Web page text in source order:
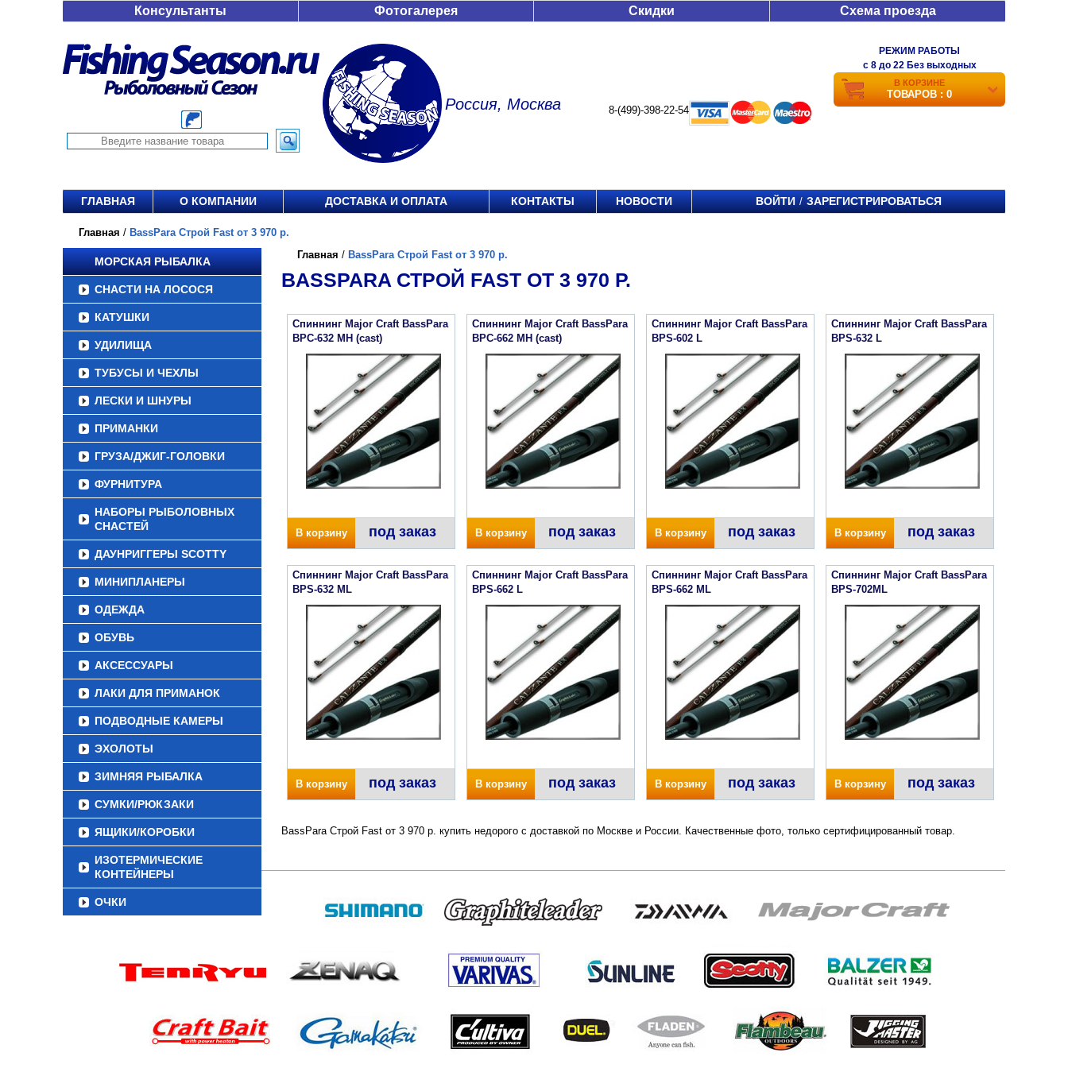
Консультанты Фотогалерея Скидки Схема проезда
Россия, Москва 8-(499)-398-22-54
РЕЖИМ РАБОТЫ
c 8 до 22 Без выходных
В КОРЗИНЕ
ТОВАРОВ : 0
ГЛАВНАЯ О КОМПАНИИ ДОСТАВКА И ОПЛАТА КОНТАКТЫ НОВОСТИ ВОЙТИ / ЗАРЕГИСТРИРОВАТЬСЯ
Главная / BassPara Строй Fast от 3 970 р.
МОРСКАЯ РЫБАЛКА
СНАСТИ НА ЛОСОСЯ
КАТУШКИ
УДИЛИЩА
ТУБУСЫ И ЧЕХЛЫ
ЛЕСКИ И ШНУРЫ
ПРИМАНКИ
ГРУЗА/ДЖИГ-ГОЛОВКИ
ФУРНИТУРА
НАБОРЫ РЫБОЛОВНЫХ
СНАСТЕЙ
ДАУНРИГГЕРЫ SCOTTY
МИНИПЛАНЕРЫ
ОДЕЖДА
ОБУВЬ
АКСЕССУАРЫ
ЛАКИ ДЛЯ ПРИМАНОК
ПОДВОДНЫЕ КАМЕРЫ
ЭХОЛОТЫ
ЗИМНЯЯ РЫБАЛКА
СУМКИ/РЮКЗАКИ
ЯЩИКИ/КОРОБКИ
ИЗОТЕРМИЧЕСКИЕ
КОНТЕЙНЕРЫ
ОЧКИ
Главная / BassPara Строй Fast от 3 970 р.
BASSPARA СТРОЙ FAST ОТ 3 970 Р.
Спиннинг Major Craft BassPara
BPC-632 MH (cast)
В корзину под заказ
Спиннинг Major Craft BassPara
BPC-662 MH (cast)
В корзину под заказ
Спиннинг Major Craft BassPara
BPS-602 L
В корзину под заказ
Спиннинг Major Craft BassPara
BPS-632 L
В корзину под заказ
Спиннинг Major Craft BassPara
BPS-632 ML
В корзину под заказ
Спиннинг Major Craft BassPara
BPS-662 L
В корзину под заказ
Спиннинг Major Craft BassPara
BPS-662 ML
В корзину под заказ
Спиннинг Major Craft BassPara
BPS-702ML
В корзину под заказ
BassPara Строй Fast от 3 970 р. купить недорого с доставкой по Москве и России. Качественные фото, только сертифицированный товар.